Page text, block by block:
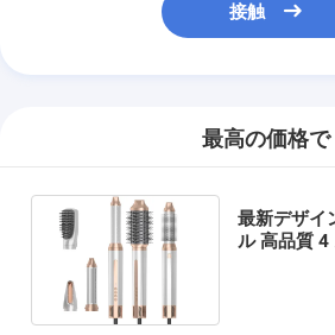
接触
最高の価格で
最新デザイ
ル 高品質 4